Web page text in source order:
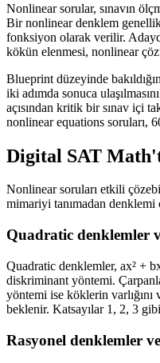
Nonlinear sorular, sınavın
Bir nonlinear denklem
fonksiyon olarak verilir.
kökün elenmesi, nonlinear
Blueprint düzeyinde
iki adımda sonuca
açısından kritik bir sınav içi
nonlinear equations soruları,
Digital SAT
Nonlinear soruları etkili
mimariyi tanımadan denklemi
Quadratic denklemler
Quadratic denklemler, ax² +
diskriminant yöntemi.
yöntemi ise köklerin varlığını
beklenir. Katsayılar 1, 2, 3
Rasyonel denklemler